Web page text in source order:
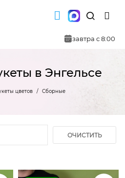
завтра с 8:00
в Энгельсе
цветов Сборные
ОЧИСТИТЬ